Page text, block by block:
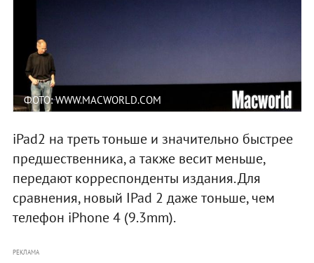
ФОТО: WWW.MACWORLD.COM
iPad2 на треть тоньше и значительно быстрее
предшественника, а также весит меньше,
передают корреспонденты издания. Для
сравнения, новый IPad 2 даже тоньше, чем
телефон iPhone 4 (9.3mm).
РЕКЛАМА